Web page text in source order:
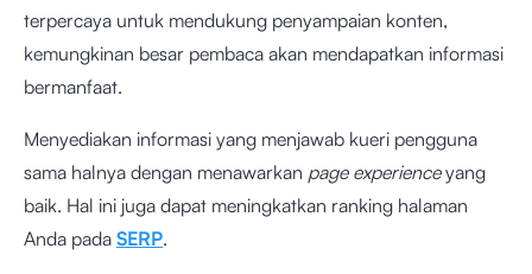
terpercaya untuk mendukung penyampaian konten,
kemungkinan besar pembaca akan mendapatkan informasi
bermanfaat.
Menyediakan informasi yang menjawab kueri pengguna
sama halnya dengan menawarkan page experienceyang
baik. Hal ini juga dapat meningkatkan ranking halaman
Anda pada SERP.